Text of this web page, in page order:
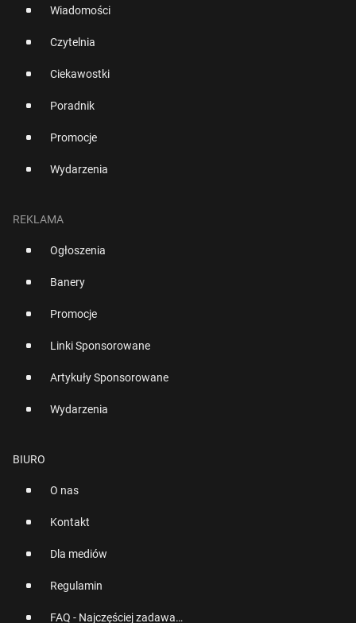
Wiadomości
Czytelnia
Ciekawostki
Poradnik
Promocje
Wydarzenia
REKLAMA
Ogłoszenia
Banery
Promocje
Linki Sponsorowane
Artykuły Sponsorowane
Wydarzenia
BIURO
O nas
Kontakt
Dla mediów
Regulamin
FAQ - Najczęściej zadawane pytania